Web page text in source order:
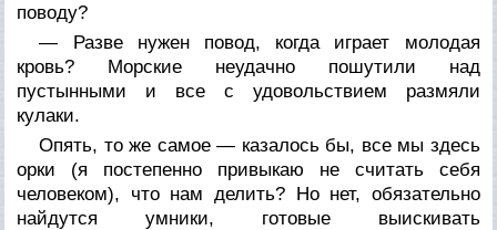
поводу?
— Разве нужен повод, когда играет молодая
кровь? Морские неудачно пошутили над
пустынными и все с удовольствием размяли
кулаки.
Опять, то же самое — казалось бы, все мы здесь
орки (я постепенно привыкаю не считать себя
человеком), что нам делить? Но нет, обязательно
найдутся умники, готовые выискивать